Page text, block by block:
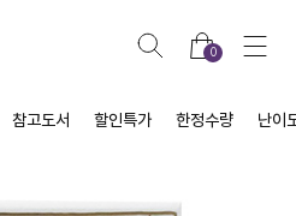
0
참고도서 할인특가 한정수량 난이